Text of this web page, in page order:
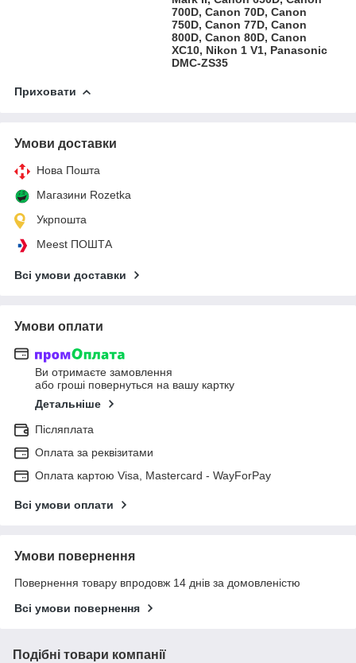
700D, Canon 70D, Canon
750D, Canon 77D, Canon
800D, Canon 80D, Canon
XC10, Nikon 1 V1, Panasonic
DMC-ZS35
Приховати
Умови доставки
Нова Пошта
Магазини Rozetka
Укрпошта
Meest ПОШТА
Всі умови доставки
Умови оплати
Ви отримаєте замовлення
або гроші повернуться на вашу картку
Детальніше
Післяплата
Оплата за реквізитами
Оплата картою Visa, Mastercard - WayForPay
Всі умови оплати
Умови повернення
Повернення товару впродовж 14 днів за домовленістю
Всі умови повернення
Подібні товари компанії